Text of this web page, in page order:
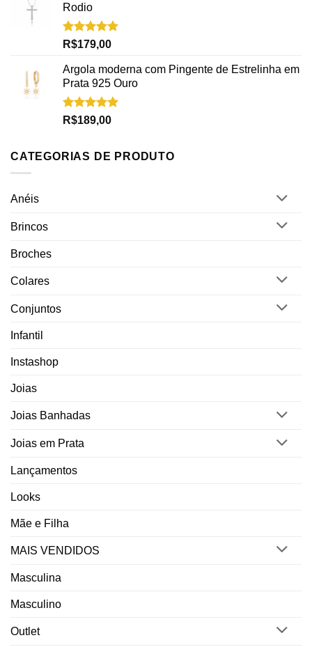
Rodio
Avaliação
R$179,00
Argola moderna com Pingente de Estrelinha em
Prata 925 Ouro
Avaliação
R$189,00
CATEGORIAS DE PRODUTO
Anéis
Brincos
Broches
Colares
Conjuntos
Infantil
Instashop
Joias
Joias Banhadas
Joias em Prata
Lançamentos
Looks
Mãe e Filha
MAIS VENDIDOS
Masculina
Masculino
Outlet